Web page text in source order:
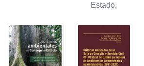
Estado.